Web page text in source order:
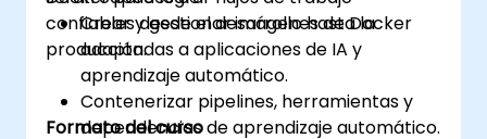
confiables desde el desarrollo hasta la
producción.
Crear y gestionar imágenes de Docker
adaptadas a aplicaciones de IA y
aprendizaje automático.
Contenerizar pipelines, herramientas y
dependencias de aprendizaje automático.
Formato del curso